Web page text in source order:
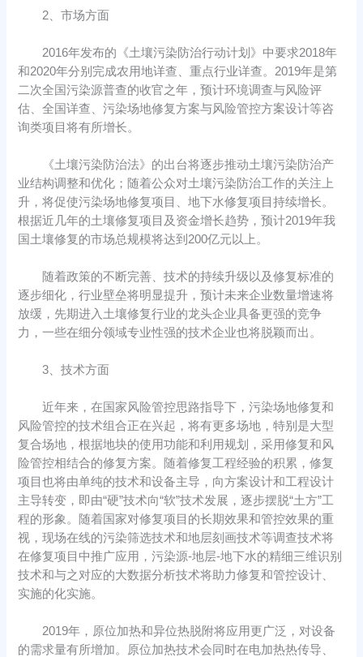
2、市场方面
2016年发布的《土壤污染防治行动计划》中要求2018年
和2020年分别完成农用地详查、重点行业详查。2019年是第
二次全国污染源普查的收官之年，预计环境调查与风险评
估、全国详查、污染场地修复方案与风险管控方案设计等咨
询类项目将有所增长。
《土壤污染防治法》的出台将逐步推动土壤污染防治产
业结构调整和优化；随着公众对土壤污染防治工作的关注上
升，将促使污染场地修复项目、地下水修复项目持续增长。
根据近几年的土壤修复项目及资金增长趋势，预计2019年我
国土壤修复的市场总规模将达到200亿元以上。
随着政策的不断完善、技术的持续升级以及修复标准的
逐步细化，行业壁垒将明显提升，预计未来企业数量增速将
放缓，先期进入土壤修复行业的龙头企业具备更强的竞争
力，一些在细分领域专业性强的技术企业也将脱颖而出。
3、技术方面
近年来，在国家风险管控思路指导下，污染场地修复和
风险管控的技术组合正在兴起，将有更多场地，特别是大型
复合场地，根据地块的使用功能和利用规划，采用修复和风
险管控相结合的修复方案。随着修复工程经验的积累，修复
项目也将由单纯的技术和设备主导，向方案设计和工程设计
主导转变，即由“硬”技术向“软”技术发展，逐步摆脱“土方”工
程的形象。随着国家对修复项目的长期效果和管控效果的重
视，现场在线的污染筛选技术和地层刻画技术等调查技术将
在修复项目中推广应用，污染源-地层-地下水的精细三维识别
技术和与之对应的大数据分析技术将助力修复和管控设计、
实施的化实施。
2019年，原位加热和异位热脱附将应用更广泛，对设备
的需求量有所增加。原位加热技术会同时在电加热热传导、